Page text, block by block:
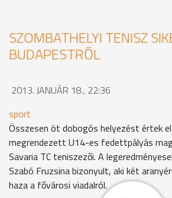
SZOMBATHELYI TENISZ
BUDAPESTRŐL
2013. JANUÁR 18., 22:36
sport
Összesen öt dobogós helyezést értek
megrendezett U14-es fedettpályás
Savaria TC teniszezői. A
Szabó Fruzsina bizonyult, aki két
haza a fővárosi viadalról.